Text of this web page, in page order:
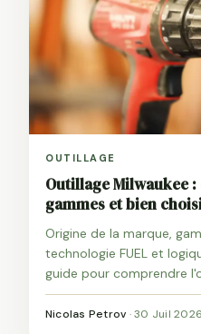
OUTILLAGE
Outillage Milwaukee
gammes et bien
Origine de la marque,
technologie FUEL et
guide pour comprendre
savoir s'il est fait pour
Nicolas Petrov ·30 Juil 2026